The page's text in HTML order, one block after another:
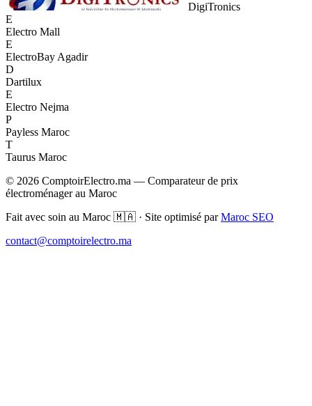
DigiTronics
E
Electro Mall
E
ElectroBay Agadir
D
Dartilux
E
Electro Nejma
P
Payless Maroc
T
Taurus Maroc
© 2026 ComptoirElectro.ma — Comparateur de prix
électroménager au Maroc
Fait avec soin au Maroc 🇲🇦 · Site optimisé parMaroc SEO
contact@comptoirelectro.ma